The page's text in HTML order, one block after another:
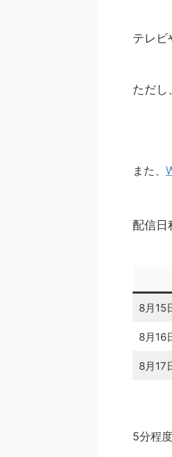
テレビ
ただし
また、
配信日
8月15
8月16
8月17
5分程